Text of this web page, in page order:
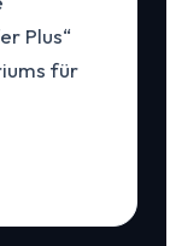
Plus“
für